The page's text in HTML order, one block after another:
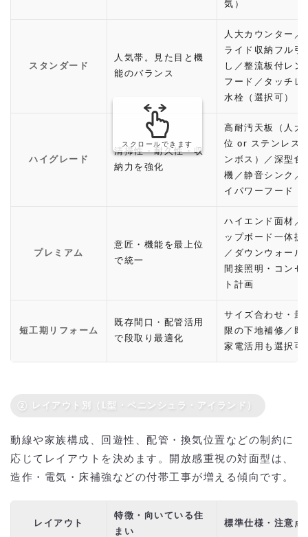
気）
スタンダード
人気帯。見た目と機
能のバランス
人大カウンター／
ライド収納フル引
し／整流板付レン
フード／タッチレ
水栓（選択可）
ハイグレード
清掃性・耐久性・収
納力を強化
高耐汚天板（人大
位 or ステンレス
ンボス）／深型食
機／静音シンク／
イパワーフード
プレミアム
意匠・機能を最上位
で統一
ハイエンド面材／
ップボード一体提
／ダウンウォール
間接照明・コンセ
ト計画
短工期リフォーム
既存間口・配管活用
で段取り最適化
サイズ合わせ・最
限の下地補修／既
家電活用も選択可
スクロールできます
② レイアウト別（L型・ペニンシュラ・アイランド）
動線や家族構成、回遊性、配管・換気位置などの制約に
応じてレイアウトを決めます。開放感重視の対面型は、
造作・電気・床補強などの付帯工事が増える傾向です。
レイアウト
特徴・向いている住
まい
標準仕様・注意点